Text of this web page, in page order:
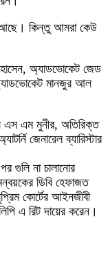
আছে। কিন্তু আমরা কেউ
হোসেন, অ্যাডভোকেট জেড
মানজুর আল
এস এম মুনীর, অতিরিক্ত
জেনারেল ব্যারিস্টার
গুলি না চালানোর
ডিবি হেফাজত
কোর্টের আইনজীবী
এ রিট দায়ের করেন।